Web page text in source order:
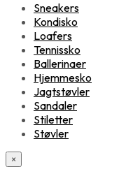
Sneakers
Kondisko
Loafers
Tennissko
Ballerinaer
Hjemmesko
Jagtstøvler
Sandaler
Stiletter
Støvler
×